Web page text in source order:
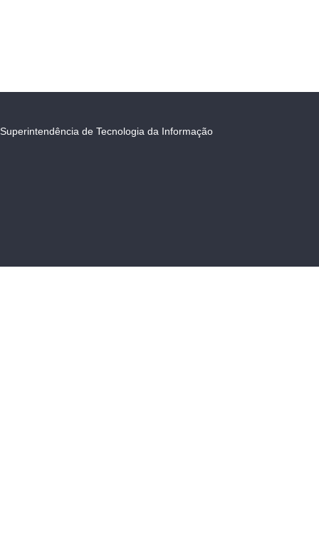
Superintendência de Tecnologia da Informação